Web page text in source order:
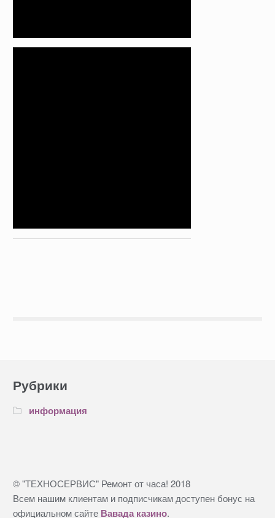
Рубрики
информация
© "ТЕХНОСЕРВИС" Ремонт от часа! 2018
Всем нашим клиентам и подписчикам доступен бонус на
официальном сайте Вавада казино.